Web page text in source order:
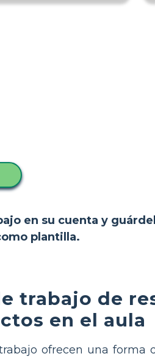
en su cuenta y
plantilla.
trabajo de
en el aula
ofrecen una forma